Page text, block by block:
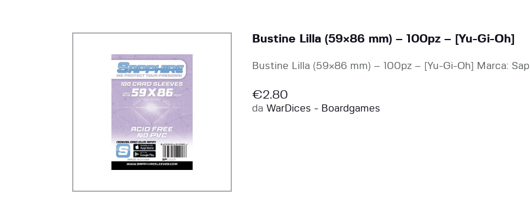
Bustine Lilla (59×86 mm) – 100pz – [Yu-Gi-Oh]
Bustine Lilla (59×86 mm) – 100pz – [Yu-Gi-Oh] Marca:
€2.80
da WarDices - Boardgames